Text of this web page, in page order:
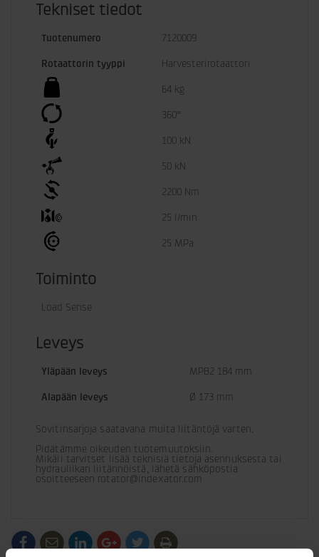
Tekniset tiedot
Tuotenumero 7120009
Rotaattorin tyyppi Harvesterirotaattori
64 kg
360°
100 kN
50 kN
2200 Nm
25 l/min
25 MPa
Toiminto
Load Sense
Leveys
Yläpään leveys MPB2 184 mm
Alapään leveys Ø 173 mm
Sovitinsarjoja saatavana muita liitäntöjä varten.
Pidätämme oikeuden tuotemuutoksiin.
Mikäli tarvitset lisää teknisiä tietoja asennuksesta tai
hydrauliikan liitännöistä, lähetä sähköpostia
osoitteeseen rotator@indexator.com
/generic/labels/toolbar/share-
social-
/generic/labels/toolbar/tip
/generic/labels/toolbar/share-
social-
/generic/labels/toolbar/share-
social-
/generic/labels/toolbar/share-
social-